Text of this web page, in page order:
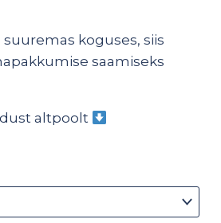
koguses, siis
saamiseks
altpoolt